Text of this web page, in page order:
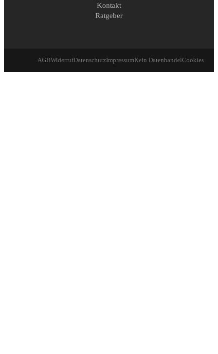
Kontakt
Ratgeber
AGBWiderrufDatenschutzImpressumKein DatenhandelCookies